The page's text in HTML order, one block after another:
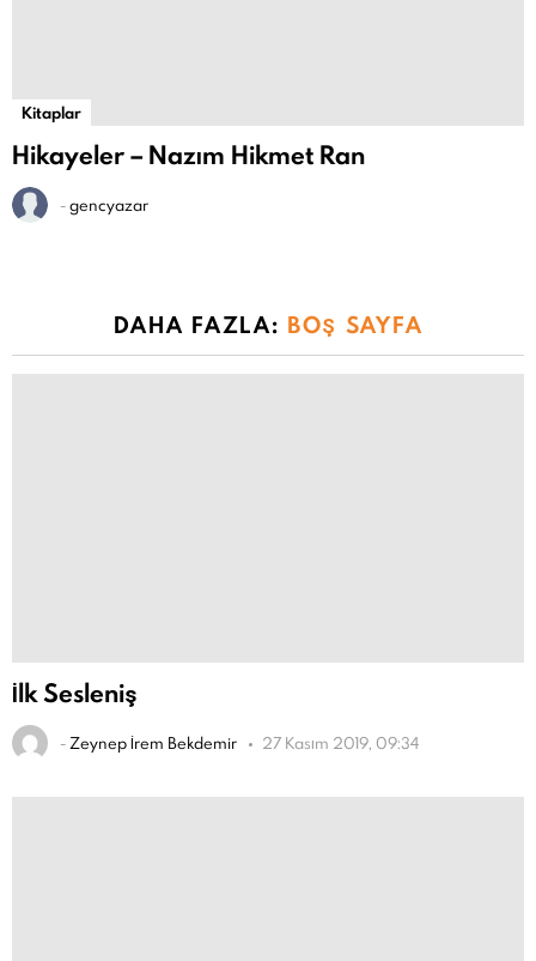
Kitaplar
Hikayeler – Nazım Hikmet Ran
-gencyazar
DAHA FAZLA: BOŞ SAYFA
İlk Sesleniş
-Zeynep İrem Bekdemir 27 Kasım 2019, 09:34